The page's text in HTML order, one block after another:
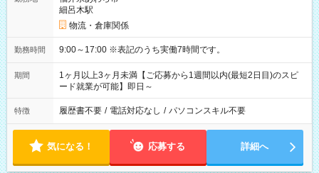
細呂木駅
物流・倉庫関係
勤務時間 9:00～17:00 ※表記のうち実働7時間です。
期間
1ヶ月以上3ヶ月未満【ご応募から1週間以内(最短2日目)のスピ
ード就業が可能】即日～
特徴 履歴書不要 / 電話対応なし / パソコンスキル不要
気になる！ 応募する 詳細へ